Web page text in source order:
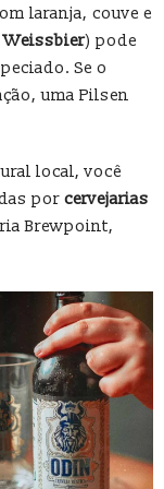
laranja, couve e
) pode
Se o
uma Pilsen
local, você
por cervejarias
Brewpoint,